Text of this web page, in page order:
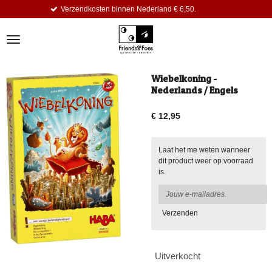
de
binnen Nederland € 6,50.
Wiebelkoning -
Nederlands / Engels
€ 12,95
Laat het me weten wanneer
dit product weer op voorraad
is.
Verzenden
Uitverkocht